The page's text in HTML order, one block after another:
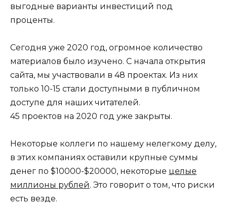
выгодные варианты инвестиций под
проценты.
Сегодня уже 2020 год, огромное количество
материалов было изучено. С начала открытия
сайта, мы участвовали в 48 проектах. Из них
только 10-15 стали доступными в публичном
доступе для наших читателей.
45 проектов на 2020 год уже закрыты.
Некоторые коллеги по нашему нелегкому делу,
в этих компаниях оставили крупные суммы
денег по $10000-$20000, некоторые целые
миллионы рублей. Это говорит о том, что риски
есть везде.